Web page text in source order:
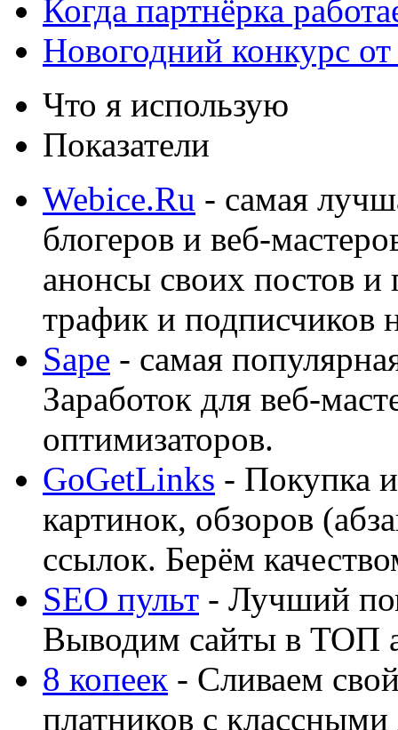
Когда партнёрка
Новогодний конкурс
Что я использую
Показатели
Webice.Ru - самая
блогеров и веб-
анонсы своих постов
трафик и подписчиков
Sape - самая
Заработок для веб-
оптимизаторов.
GoGetLinks - Покупка
картинок, обзоров
ссылок. Берём
SEO пульт - Лучший
Выводим сайты в ТОП
8 копеек - Сливаем
платников с